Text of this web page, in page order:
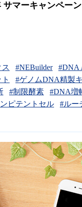
サマーキャンペー
#NEBuilder #DNA
#ゲノムDNA精製
#制限酵素 #DNA増
ピテントセル
#ルー